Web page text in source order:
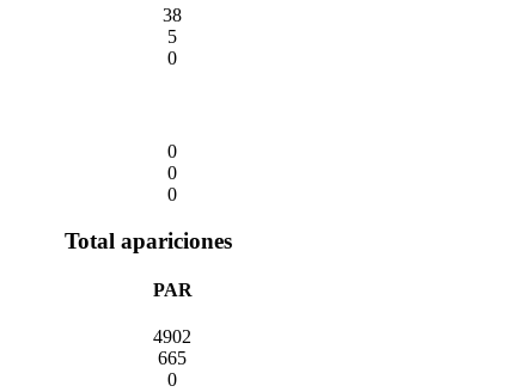
38
5
0
0
0
0
Total apariciones
PAR
4902
665
0